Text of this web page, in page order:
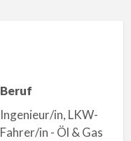
Beruf
Ingenieur/in, LKW-
Fahrer/in - Öl & Gas